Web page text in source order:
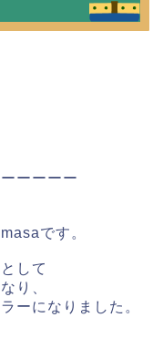
ーーーー
です。
して
り、
ーになりました。